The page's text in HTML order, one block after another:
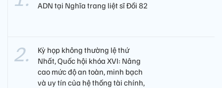
ADN tại Nghĩa trang liệt sĩ Đồi 82​
Kỳ họp không thường lệ thứ
Nhất, Quốc hội khóa XVI: Nâng
cao mức độ an toàn, minh bạch
và uy tín của hệ thống tài chính,